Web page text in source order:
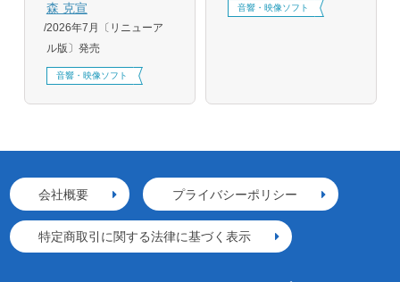
森 克宣
2026年7月〔リニューア
ル版〕発売
音響・映像ソフト
音響・映像ソフト
会社概要 プライバシーポリシー
特定商取引に関する法律に基づく表示